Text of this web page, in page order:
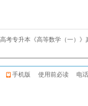
考专升本《高等数学（一）》
手机版 使用前必读 电话